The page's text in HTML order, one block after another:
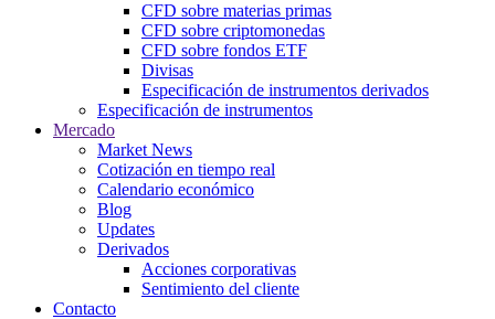
CFD sobre materias primas
CFD sobre criptomonedas
CFD sobre fondos ETF
Divisas
Especificación de instrumentos derivados
Especificación de instrumentos
Mercado
Market News
Cotización en tiempo real
Calendario económico
Blog
Updates
Derivados
Acciones corporativas
Sentimiento del cliente
Contacto